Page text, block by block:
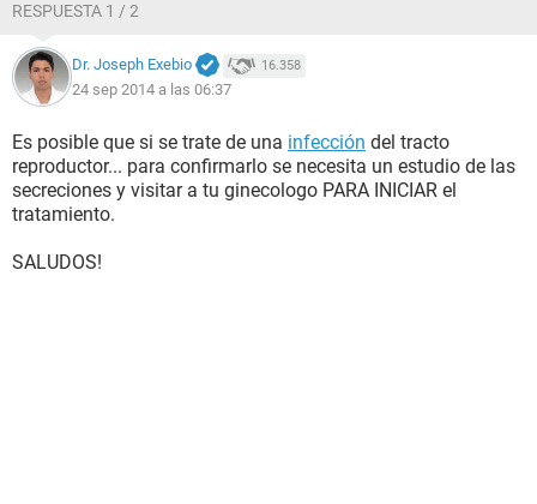
RESPUESTA 1 / 2
Dr. Joseph Exebio 16.358
24 sep 2014 a las 06:37
Es posible que si se trate de una infección del tracto
reproductor... para confirmarlo se necesita un estudio de las
secreciones y visitar a tu ginecologo PARA INICIAR el
tratamiento.
SALUDOS!